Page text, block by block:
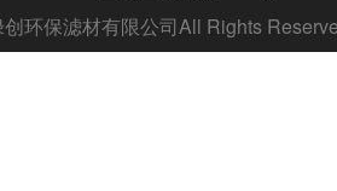
创环保滤材有限公司All Rights